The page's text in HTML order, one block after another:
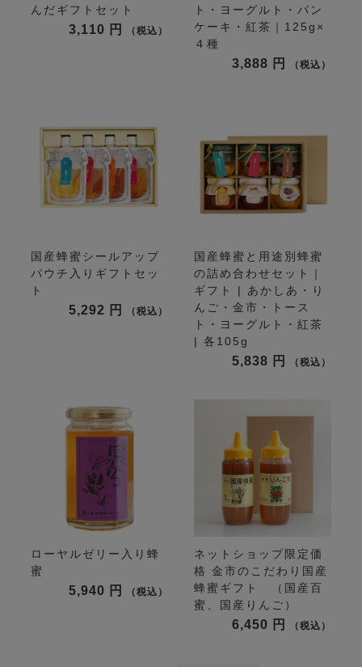
んだギフトセット
3,110 税込
ト・ヨーグルト・パン
ケーキ・紅茶｜125g×
４種
3,888 税込
国産蜂蜜シールアップ
パウチ入りギフトセッ
ト
5,292 税込
国産蜂蜜と用途別蜂蜜
の詰め合わせセット｜
ギフト | あかしあ・り
んご・金市・トース
ト・ヨーグルト・紅茶
| 各105g
5,838 税込
ローヤルゼリー入り蜂
蜜
5,940 税込
ネットショップ限定価
格 金市のこだわり国産
蜂蜜ギフト （国産百
蜜、国産りんご）
6,450 税込